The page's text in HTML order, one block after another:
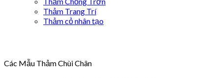
Thảm Trang Trí
Thảm cỏ nhân tạo
Các Mẫu Thảm Chùi Chân